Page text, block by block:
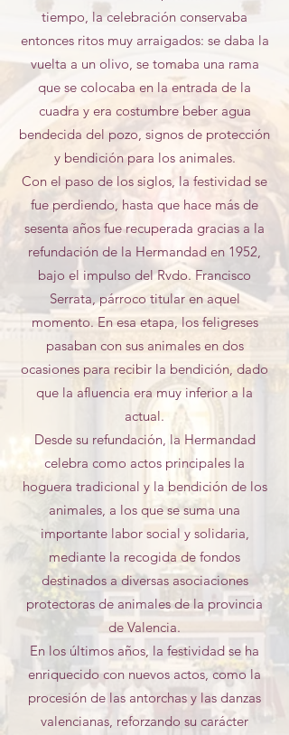
tiempo, la celebración conservaba
entonces ritos muy arraigados: se daba la
vuelta a un olivo, se tomaba una rama
que se colocaba en la entrada de la
cuadra y era costumbre beber agua
bendecida del pozo, signos de protección
y bendición para los animales.
Con el paso de los siglos, la festividad se
fue perdiendo, hasta que hace más de
sesenta años fue recuperada gracias a la
refundación de la Hermandad en 1952,
bajo el impulso del Rvdo. Francisco
Serrata, párroco titular en aquel
momento. En esa etapa, los feligreses
pasaban con sus animales en dos
ocasiones para recibir la bendición, dado
que la afluencia era muy inferior a la
actual.
Desde su refundación, la Hermandad
celebra como actos principales la
hoguera tradicional y la bendición de los
animales, a los que se suma una
importante labor social y solidaria,
mediante la recogida de fondos
destinados a diversas asociaciones
protectoras de animales de la provincia
de Valencia.
En los últimos años, la festividad se ha
enriquecido con nuevos actos, como la
procesión de las antorchas y las danzas
valencianas, reforzando su carácter